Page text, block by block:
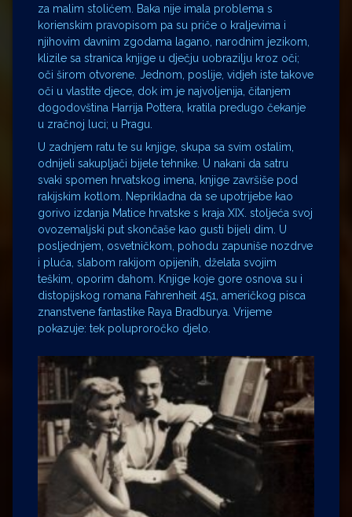
za malim stolićem. Baka nije imala problema s
korienskim pravopisom pa su priče o kraljevima i
njihovim davnim zgodama lagano, narodnim jezikom,
klizile sa stranica knjige u dječju uobrazilju kroz oči;
oči širom otvorene. Jednom, poslije, vidjeh iste takove
oči u vlastite djece, dok im je najvoljenija, čitanjem
dogodovština Harrija Pottera, kratila predugo čekanje
u zračnoj luci; u Pragu.
U zadnjem ratu te su knjige, skupa sa svim ostalim,
odnijeli sakupljači bijele tehnike. U nakani da satru
svaki spomen hrvatskog imena, knjige završiše pod
rakijskim kotlom. Neprikladna da se upotrijebe kao
gorivo izdanja Matice hrvatske s kraja XIX. stoljeća svoj
ovozemaljski put skončaše kao gusti bijeli dim. U
posljednjem, osvetničkom, pohodu zapuniše nozdrve
i pluća, slabom rakijom opijenih, dželata svojim
teškim, oporim dahom. Knjige koje gore osnova su i
distopijskog romana Fahrenheit 451, američkog pisca
znanstvene fantastike Raya Bradburya. Vrijeme
pokazuje: tek poluproročko djelo.